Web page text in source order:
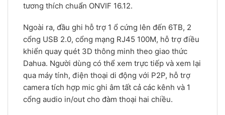
tương thích chuẩn ONVIF 16.12.
Ngoài ra, đầu ghi hỗ trợ 1 ổ cứng lên đến 6TB, 2
cổng USB 2.0, cổng mạng RJ45 100M, hỗ trợ điều
khiển quay quét 3D thông minh theo giao thức
Dahua. Người dùng có thể xem trực tiếp và xem lại
qua máy tính, điện thoại di động với P2P, hỗ trợ
camera tích hợp mic ghi âm tất cả các kênh và 1
cổng audio in/out cho đàm thoại hai chiều.